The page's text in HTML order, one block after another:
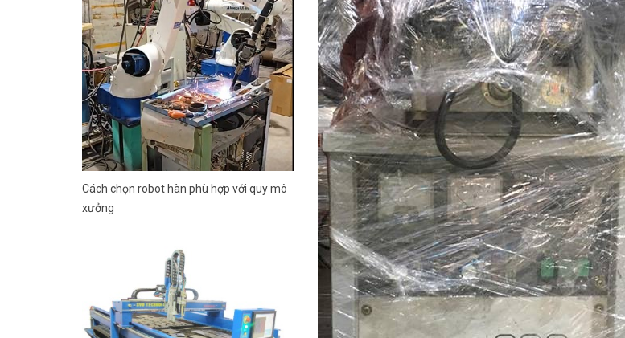
Cách chọn robot hàn phù hợp với quy mô
xưởng